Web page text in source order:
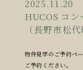
2025.11.20
HUCOS コン
（長野市松代
物件見学のご予約ペ
ご予約ください。